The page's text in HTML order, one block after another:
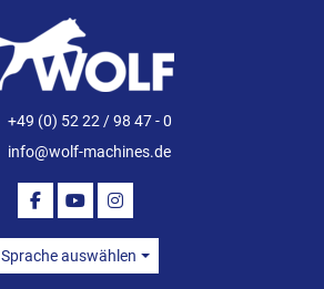
+49 (0) 52 22 / 98 47 - 0
info@wolf-machines.de
FACEBOOK
YOUTUBEINSTAGRAM
Sprache auswählen